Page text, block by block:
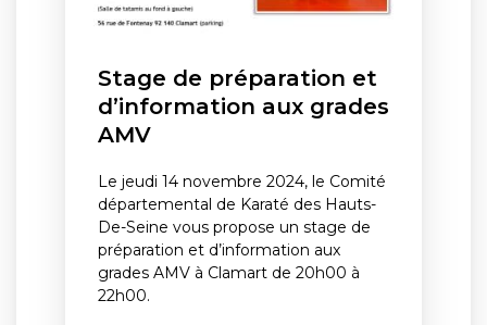
Stage de préparation et
d’information aux grades
AMV
Le jeudi 14 novembre 2024, le Comité
départemental de Karaté des Hauts-
De-Seine vous propose un stage de
préparation et d’information aux
grades AMV à Clamart de 20h00 à
22h00.